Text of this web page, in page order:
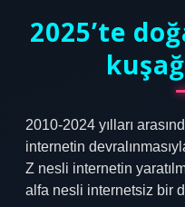
2025’te
2010-2024 yılları
internetin
Z nesli internetin
alfa nesli internetsiz bir